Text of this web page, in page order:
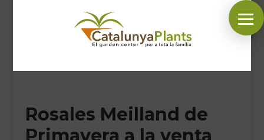
SÍGUENOS EN:
INICIO
PLANTAS
Rosales Meilland de
Primavera a la venta